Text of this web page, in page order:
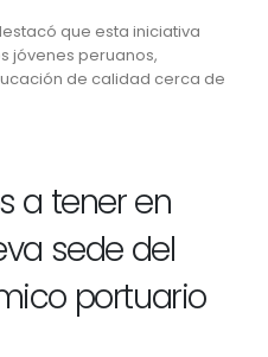
que esta iniciativa
jóvenes peruanos,
de calidad cerca de
a tener en
sede del
portuario